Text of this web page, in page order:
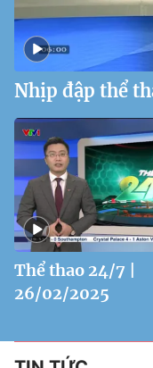
Nhịp đập thể
Thể thao 24/7 |
26/02/2025